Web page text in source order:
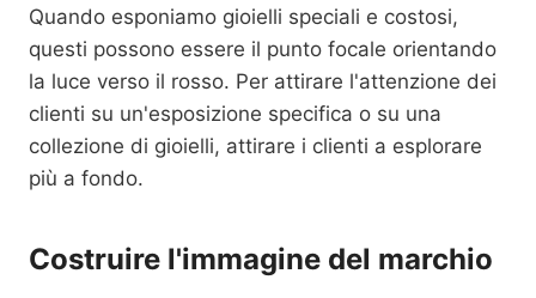
Quando esponiamo gioielli speciali e costosi,
questi possono essere il punto focale orientando
la luce verso il rosso. Per attirare l'attenzione dei
clienti su un'esposizione specifica o su una
collezione di gioielli, attirare i clienti a esplorare
più a fondo.
Costruire l'immagine del marchio